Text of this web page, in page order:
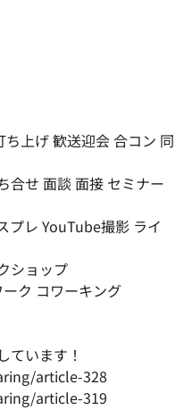
ち上げ 歓送迎会 合コン 同
合せ 面談 面接 セミナー
プレ YouTube撮影 ライ
ショップ
ク コワーキング
ています！
article-328
article-319